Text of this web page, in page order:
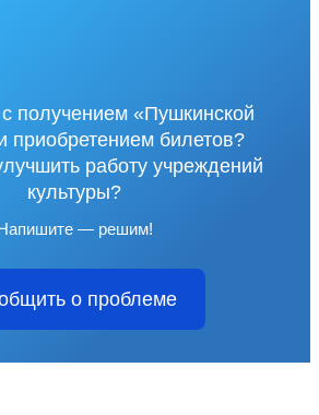
получением «Пушкинской
приобретением билетов?
работу учреждений
культуры?
— решим!
о проблеме